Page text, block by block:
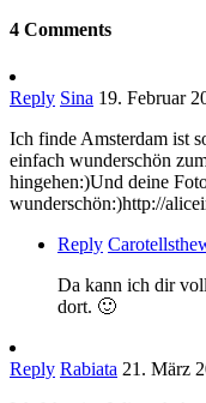
4 Comments
Reply Sina 19. Februar
Ich finde Amsterdam ist
einfach wunderschön
hingehen:)Und deine
wunderschön:)http://
Reply
Da kann ich dir
dort. 🙂
Reply Rabiata 21. März